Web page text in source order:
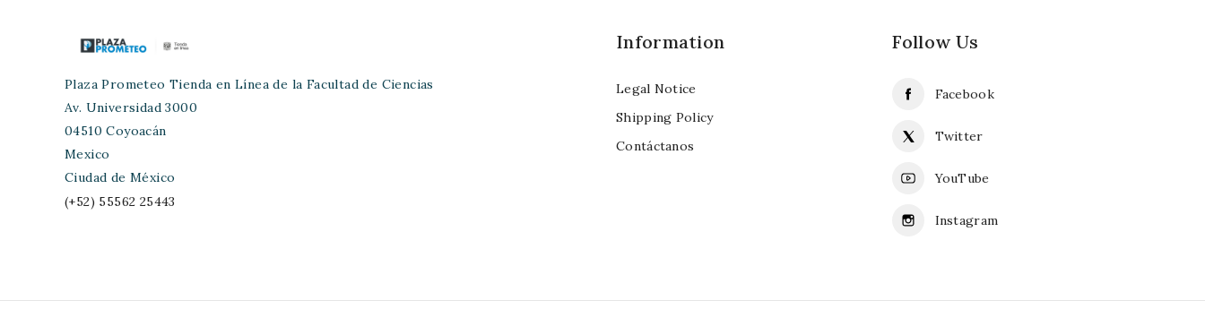
Plaza Prometeo Tienda en Línea de la Facultad de Ciencias
Av. Universidad 3000
04510 Coyoacán
Mexico
Ciudad de México
(+52) 55562 25443
Information
Legal Notice
Shipping Policy
Contáctanos
Follow Us
Facebook
Twitter
YouTube
Instagram